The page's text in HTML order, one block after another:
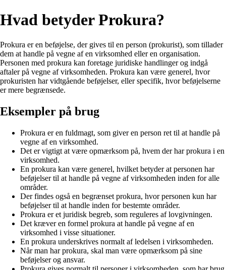
Hvad betyder Prokura?
Prokura er en beføjelse, der gives til en person (prokurist), som tillader
dem at handle på vegne af en virksomhed eller en organisation.
Personen med prokura kan foretage juridiske handlinger og indgå
aftaler på vegne af virksomheden. Prokura kan være generel, hvor
prokuristen har vidtgående beføjelser, eller specifik, hvor beføjelserne
er mere begrænsede.
Eksempler på brug
Prokura er en fuldmagt, som giver en person ret til at handle på
vegne af en virksomhed.
Det er vigtigt at være opmærksom på, hvem der har prokura i en
virksomhed.
En prokura kan være generel, hvilket betyder at personen har
beføjelser til at handle på vegne af virksomheden inden for alle
områder.
Der findes også en begrænset prokura, hvor personen kun har
beføjelser til at handle inden for bestemte områder.
Prokura er et juridisk begreb, som reguleres af lovgivningen.
Det kræver en formel prokura at handle på vegne af en
virksomhed i visse situationer.
En prokura underskrives normalt af ledelsen i virksomheden.
Når man har prokura, skal man være opmærksom på sine
beføjelser og ansvar.